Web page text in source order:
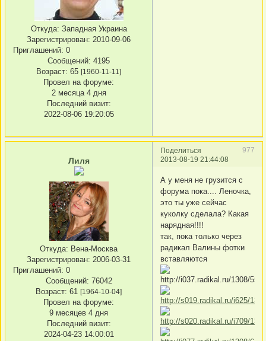
Откуда: Западная Украина
Зарегистрирован: 2010-09-06
Приглашений: 0
Сообщений: 4195
Возраст: 65 [1960-11-11]
Провел на форуме:
2 месяца 4 дня
Последний визит:
2022-08-06 19:20:05
Поделиться
977
2013-08-19 21:44:08
Лиля
Откуда: Вена-Москва
Зарегистрирован: 2006-03-31
Приглашений: 0
Сообщений: 76042
Возраст: 61 [1964-10-04]
Провел на форуме:
9 месяцев 4 дня
Последний визит:
2024-04-23 14:00:01
А у меня не грузится с
форума пока.... Леночка,
это ты уже сейчас
куколку сделала? Какая
нарядная!!!!
так, пока только через
радикал Валины фотки
вставляются